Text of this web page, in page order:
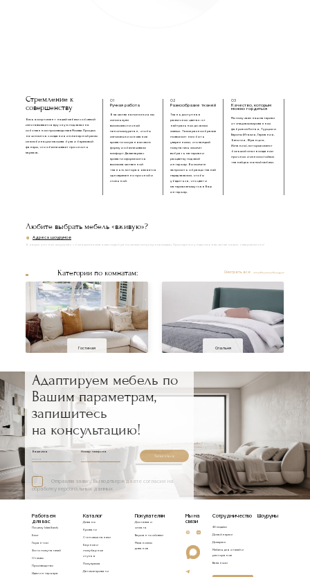
Стремление к
совершенству
Весь ассортимент нашей мебели с обивкой
изготавливается вручную под заказ на
собственном производстве в Москве. Процесс
начинается с создания инженерной рамы
из комбинации массива бука и березовой
фанеры, что обеспечивает прочность
каркаса.
01
Ручная работа
В качестве наполнения мы
используем
высокоэластичный
пенополиуретан, чтобы
изголовье и основание
кровати сохраняли свою
форму и обеспечивали
комфорт. Далее каркас
кровати оформляется
высококачественной
тканью, которая является
одновременно прочной и
стильной.
02
Разнообразие тканей
Ткань доступна в
различных цветах: от
нейтральных до самых
смелых. Такое разнообразие
позволяет нам быть
уверенными, что каждый
покупатель сможет
выбрать материал и
расцветку под свой
интерьер. Вы можете
запросить образцы тканей
перед заказом, чтобы
убедиться, что цвет и
материал впишутся в Ваш
интерьер.
03
Качество, которым
можно гордиться
Мы получаем наш материал
от специализированных
фабрик из Китая, Турции и
Европы (Италия, Германия,
Бельгия, Франция,
Испания), которые имеют
большой опыт в создании
прочных и износостойких
тканей для мягкой мебели.
Любите выбрать мебель «вживую»?
Адреса шоурумов
В наших уютных шоурумах с большим вниманием подобраны самые популярные модели. Приходите и убедитесь в качестве наших товаров лично!
Категории по комнатам: Смотреть все
Гостиная Спальня
Адаптируем мебель по
Вашим параметрам,
запишитесь
на консультацию!
Ваше имя Номер телефона
Записаться
Отправляя заявку, Вы подтверждаете согласие на
обработку персональных данных
Работаем
для вас
Почему Idealbeds
Блог
Гарантии
Фото покупателей
Отзывы
Производство
Идеи интерьера
Каталог
Диваны
Кровати
Стеновые панели
Барные и
полубарные
стулья
Полукресла
Детские кровати
Покупателям
Доставка и
оплата
Варианты обивки
Механизмы
диванов
Мы на
связи
Сотрудничество
3D модели
Дизайнерам
Дилерам
Мебель для отелей и
ресторанов
Вакансии
Шоурумы